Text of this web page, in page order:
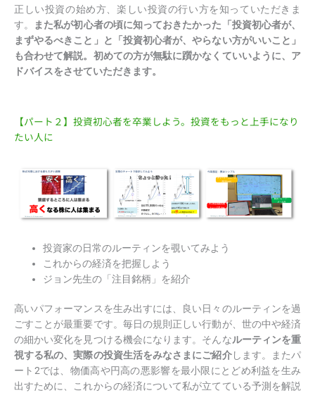
正しい投資の始め方、楽しい投資の行い方を知っていただきま
す。
また私が初心者の頃に知っておきたかった「投資初心者が、
まずやるべきこと」と「投資初心者が、やらない方がいいこと」
も合わせて解説。初めての方が無駄に躓かなくていいように、ア
ドバイスをさせていただきます。
【パート２】投資初心者を卒業しよう。投資をもっと上手になり
たい人に
投資家の日常のルーティンを覗いてみよう
これからの経済を把握しよう
ジョン先生の「注目銘柄」を紹介
高いパフォーマンスを生み出すには、良い日々のルーティンを過
ごすことが最重要です。毎日の規則正しい行動が、世の中や経済
の細かい変化を見つける機会になります。そんなルーティンを重
視する私の、実際の投資生活をみなさまにご紹介します。またパ
ート2では、物価高や円高の悪影響を最小限にとどめ利益を生み
出すために、これからの経済について私が立てている予測を解説